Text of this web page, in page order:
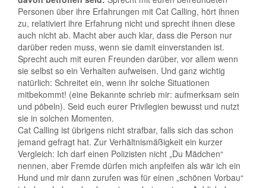
Personen über ihre Erfahrungen mit Cat Calling, hört ihnen
zu, relativiert ihre Erfahrung nicht und sprecht ihnen diese
auch nicht ab. Macht aber auch klar, dass die Person nur
darüber reden muss, wenn sie damit einverstanden ist.
Sprecht auch mit euren Freunden darüber, vor allem wenn
sie selbst so ein Verhalten aufweisen. Und ganz wichtig
natürlich: Schreitet ein, wenn ihr solche Situationen
mitbekommt! (eine Bekannte schrieb mir: aufmerksam sein
und pöbeln). Seid euch eurer Privilegien bewusst und nutzt
sie in solchen Momenten.
Cat Calling ist übrigens nicht strafbar, falls sich das schon
jemand gefragt hat. Zur Verhältnismäßigkeit ein kurzer
Vergleich: Ich darf einen Polizisten nicht „Du Mädchen“
nennen, aber Fremde dürfen mich anpfeifen als wär ich ein
Hund und mir dann zurufen was für einen „schönen Vorbau“